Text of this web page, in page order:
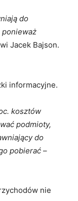
do
ponieważ
Jacek Bajson.
informacyjne.
kosztów
podmioty,
do
pobierać –
nie